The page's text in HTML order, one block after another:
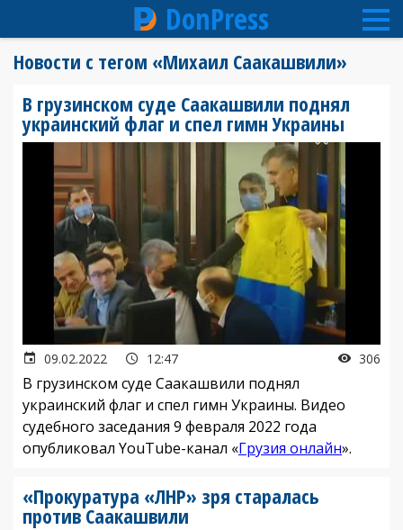
содержанию
DonPress
Новости с тегом «Михаил Саакашвили»
В грузинском суде Саакашвили поднял
украинский флаг и спел гимн Украины
09.02.2022 12:47 306
В грузинском суде Саакашвили поднял
украинский флаг и спел гимн Украины. Видео
судебного заседания 9 февраля 2022 года
опубликовал YouTube-канал «Грузия онлайн».
«Прокуратура «ЛНР» зря старалась
против Саакашвили